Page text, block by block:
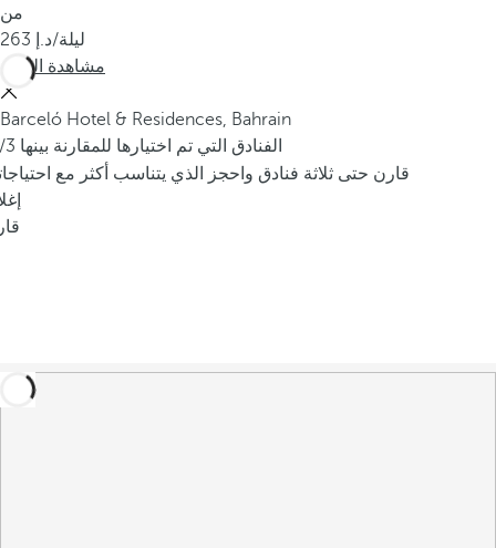
من
263
/ليلة
مشاهدة المزيد
Barceló Hotel & Residences, Bahrain
/3 الفنادق التي تم اختيارها للمقارنة بينها
قارن حتى ثلاثة فنادق واحجز الذي يتناسب أكثر مع